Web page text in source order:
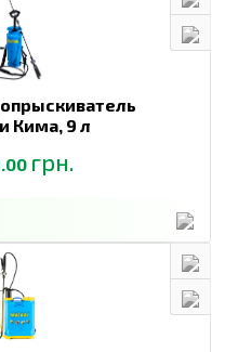
Кима, 9 л
грн.